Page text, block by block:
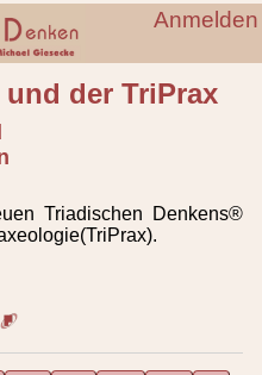
Anmelden
der TriPrax
Triadischen Denkens®